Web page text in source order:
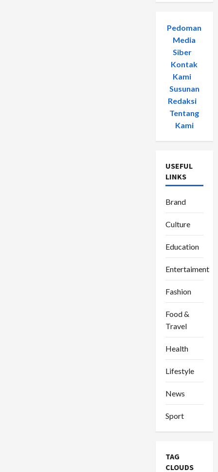
Pedoman
Media
Siber-
Kontak
Kami
Susunan
Redaksi-
Tentang
Kami
USEFUL
LINKS
Brand
Culture
Education
Entertaiment
Fashion
Food &
Travel
Health
Lifestyle
News
Sport
TAG
CLOUDS